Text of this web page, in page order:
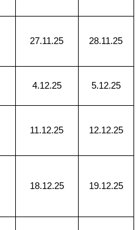
27.11.25 28.11.25
4.12.25 5.12.25
11.12.25 12.12.25
18.12.25 19.12.25